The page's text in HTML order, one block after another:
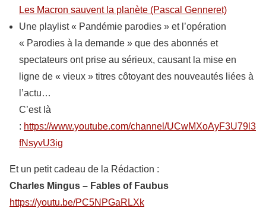
Les Macron sauvent la planète (Pascal Genneret)
Une playlist « Pandémie parodies » et l’opération
« Parodies à la demande » que des abonnés et
spectateurs ont prise au sérieux, causant la mise en
ligne de « vieux » titres côtoyant des nouveautés liées à
l’actu…
C’est là
: https://www.youtube.com/channel/UCwMXoAyF3U79l3
fNsyvU3ig
Et un petit cadeau de la Rédaction :
Charles Mingus – Fables of Faubus
https://youtu.be/PC5NPGaRLXk